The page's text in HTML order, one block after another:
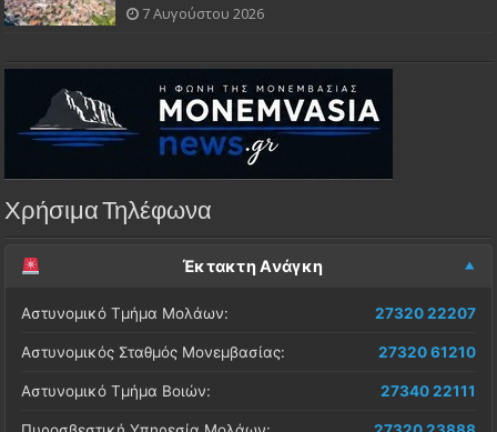
7 Αυγούστου 2026
Χρήσιμα Τηλέφωνα
Έκτακτη Ανάγκη
Αστυνομικό Τμήμα Μολάων: 27320 22207
Αστυνομικός Σταθμός Μονεμβασίας: 27320 61210
Αστυνομικό Τμήμα Βοιών: 27340 22111